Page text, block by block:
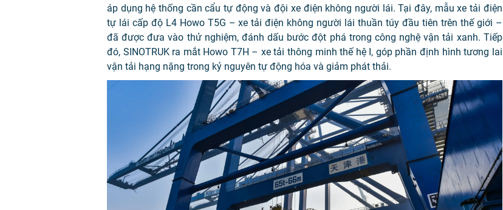
áp dụng hệ thống cần cẩu tự động và đội xe điện không người lái. Tại đây, mẫu xe tải điện
tự lái cấp độ L4 Howo T5G – xe tải điện không người lái thuần túy đầu tiên trên thế giới –
đã được đưa vào thử nghiệm, đánh dấu bước đột phá trong công nghệ vận tải xanh. Tiếp
đó, SINOTRUK ra mắt Howo T7H – xe tải thông minh thế hệ I, góp phần định hình tương lai
vận tải hạng nặng trong kỷ nguyên tự động hóa và giảm phát thải.